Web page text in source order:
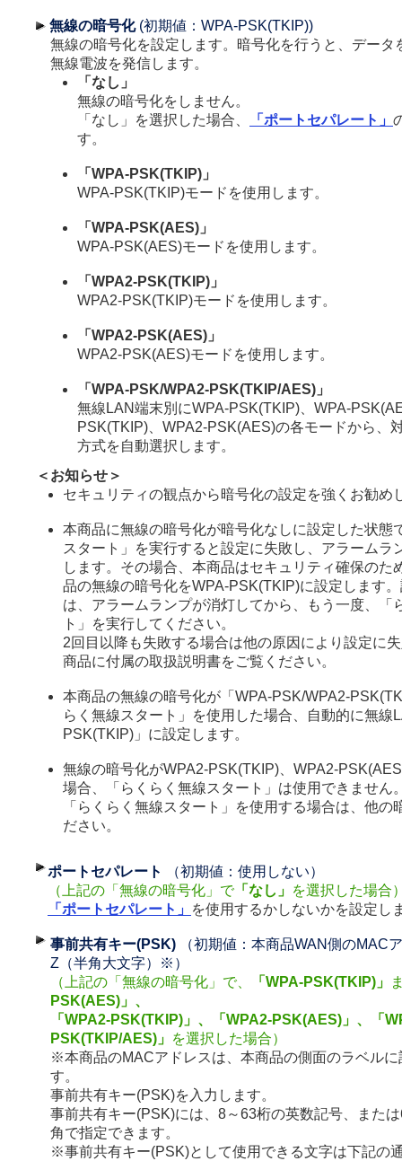
無線の暗号化(初期値：WPA-PSK(TKIP))
無線の暗号化を設定します。暗号化を行うと、データ
無線電波を発信します。
「なし」
無線の暗号化をしません。
「なし」を選択した場合、
「ポートセパレート」
す。
「WPA-PSK(TKIP)」
WPA-PSK(TKIP)モードを使用します。
「WPA-PSK(AES)」
WPA-PSK(AES)モードを使用します。
「WPA2-PSK(TKIP)」
WPA2-PSK(TKIP)モードを使用します。
「WPA2-PSK(AES)」
WPA2-PSK(AES)モードを使用します。
「WPA-PSK/WPA2-PSK(TKIP/AES)」
無線LAN端末別にWPA-PSK(TKIP)、WPA-
PSK(TKIP)、WPA2-PSK(AES)の各モードから、
方式を自動選択します。
＜お知らせ＞
セキュリティの観点から暗号化の設定を強くお勧め
本商品に無線の暗号化が暗号化なしに設定した状態
スタート」を実行すると設定に失敗し、アラームラ
します。その場合、本商品はセキュリティ確保のた
品の無線の暗号化をWPA-PSK(TKIP)に設定します
は、アラームランプが消灯してから、もう一度、「
ト」を実行してください。
2回目以降も失敗する場合は他の原因により設定に
商品に付属の取扱説明書をご覧ください。
本商品の無線の暗号化が「WPA-PSK/WPA2-
らく無線スタート」を使用した場合、自動的に無線
PSK(TKIP)」に設定します。
無線の暗号化がWPA2-PSK(TKIP)、WPA2-
場合、「らくらく無線スタート」は使用できません
「らくらく無線スタート」を使用する場合は、他の
ださい。
ポートセパレート
（初期値：使用しない）
（上記の「無線の暗号化」で「なし」 を選択した場合
「ポートセパレート」 を使用するかしないかを設定し
事前共有キー(PSK)
（初期値：本商品WAN側のMAC
Z（半角大文字）※）
（上記の「無線の暗号化」で、
「WPA-PSK(TKIP)」
PSK(AES)」、
「WPA2-PSK(TKIP)」、「WPA2-PSK(AES)」、「
PSK(TKIP/AES)」 を選択した場合）
※本商品のMACアドレスは、本商品の側面のラベルに
す。
事前共有キー(PSK)を入力します。
事前共有キー(PSK)には、8～63桁の英数記号、また
角で指定できます。
※事前共有キー(PSK)として使用できる文字は下記の